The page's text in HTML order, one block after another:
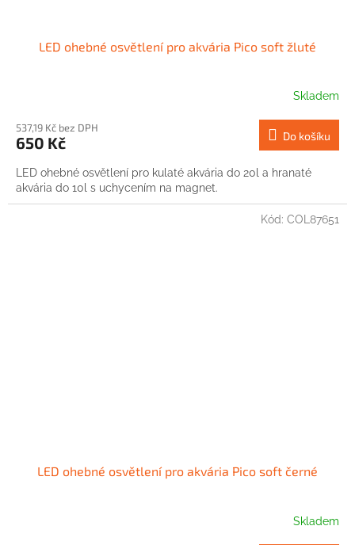
LED ohebné osvětlení pro akvária Pico soft žluté
Skladem
537,19 Kč bez DPH
650 Kč Do košíku
LED ohebné osvětlení pro kulaté akvária do 20l a hranaté
akvária do 10l s uchycením na magnet.
LED ohebné osvětlení pro akvária Pico soft černé
Skladem
Kód: COL87651